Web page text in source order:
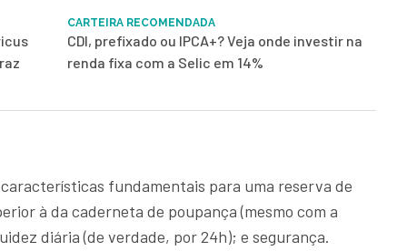
CARTEIRA RECOMENDADA
CDI, prefixado ou IPCA+? Veja onde investir na
renda fixa com a Selic em 14%
fundamentais para uma reserva de
à da caderneta de poupança (mesmo com a
diária (de verdade, por 24h); e segurança.